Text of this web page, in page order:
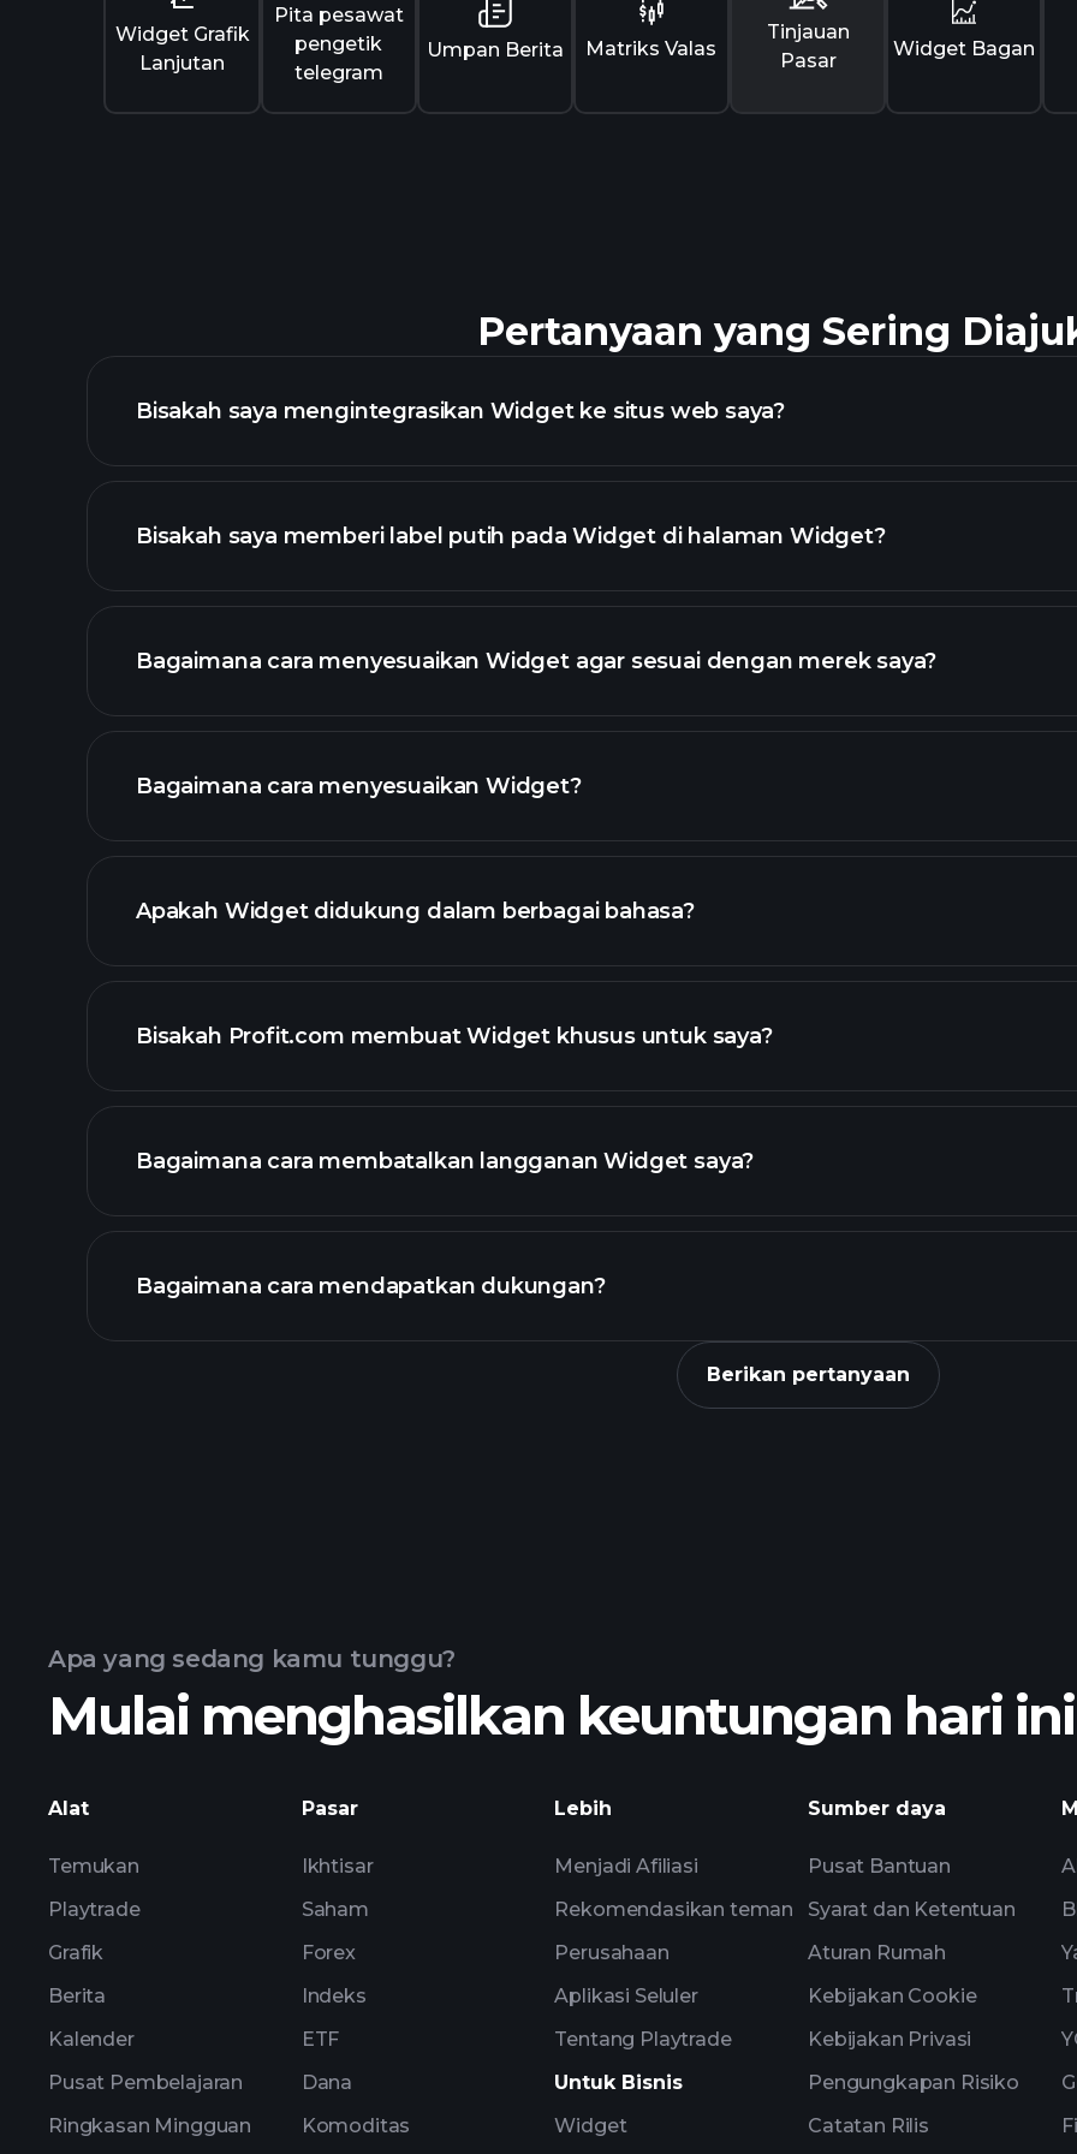
Widget Grafik
Lanjutan
Pita pesawat
pengetik
telegram
Umpan Berita Matriks Valas
Tinjauan
Pasar
Widget Bagan
Pertanyaan yang Sering
Bisakah saya mengintegrasikan Widget ke situs web saya?
Bisakah saya memberi label putih pada Widget di halaman Widget?
Bagaimana cara menyesuaikan Widget agar sesuai dengan merek saya?
Bagaimana cara menyesuaikan Widget?
Apakah Widget didukung dalam berbagai bahasa?
Bisakah Profit.com membuat Widget khusus untuk saya?
hubungi@profit.com
Bagaimana cara membatalkan langganan Widget saya?
Menghibur
Bagaimana cara mendapatkan dukungan?
Berikan pertanyaan
Apa yang sedang kamu tunggu?
Mulai menghasilkan keuntungan hari ini
Alat
Temukan
Playtrade
Grafik
Berita
Kalender
Pusat Pembelajaran
Ringkasan Mingguan
Pasar
Ikhtisar
Saham
Forex
Indeks
ETF
Dana
Komoditas
Lebih
Menjadi Afiliasi
Rekomendasikan teman
Perusahaan
Aplikasi Seluler
Tentang Playtrade
Untuk Bisnis
Widget
Sumber daya
Pusat Bantuan
Syarat dan Ketentuan
Aturan Rumah
Kebijakan Cookie
Kebijakan Privasi
Pengungkapan Risiko
Catatan Rilis